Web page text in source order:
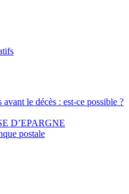
le décès : est-ce possible ?
D’EPARGNE
postale